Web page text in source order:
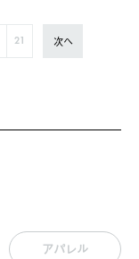
21 次へ
アパレル